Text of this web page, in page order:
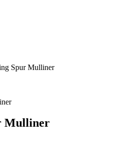
Spur Mulliner
Mulliner